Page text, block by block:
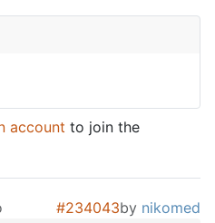
account to join the
#234043by nikomed